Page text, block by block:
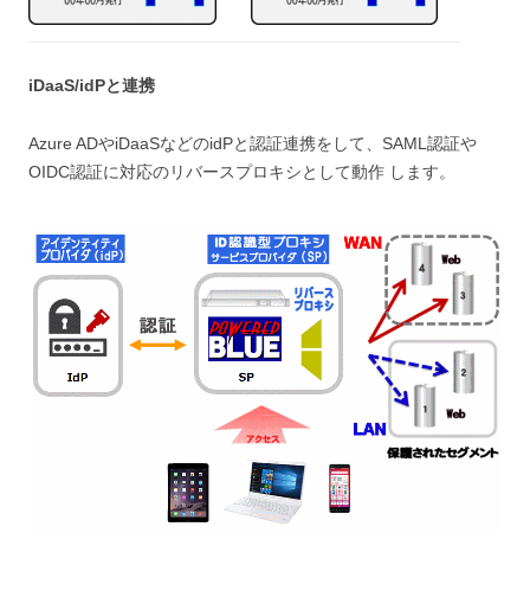
iDaaS/idPと連携
Azure ADやiDaaSなどのidPと認証連携をして、SAML認証や
OIDC認証に対応のリバースプロキシとして動作 します。